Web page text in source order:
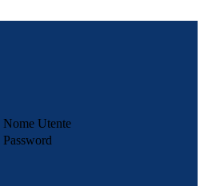
Nome Utente
Password